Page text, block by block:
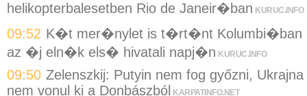
helikopterbalesetben Rio de Janeir�ban KURUC.INFO
09:52 K�t mer�nylet is t�rt�nt Kolumbi�ban
az �j eln�k els� hivatali napj�n KURUC.INFO
09:50 Zelenszkij: Putyin nem fog győzni, Ukrajna
nem vonul ki a Donbászból
KARPATINFO.NET